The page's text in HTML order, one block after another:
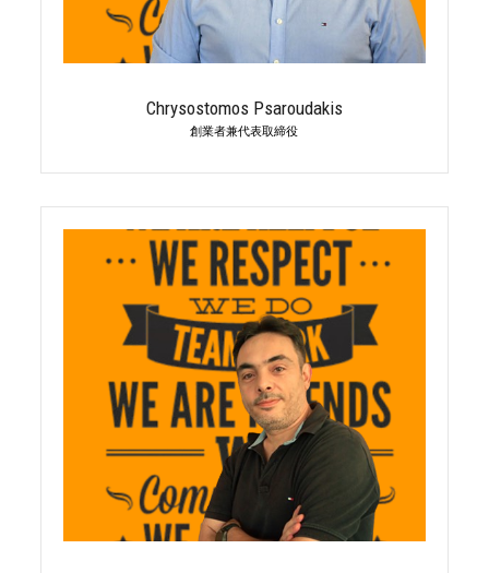
Chrysostomos Psaroudakis
創業者兼代表取締役